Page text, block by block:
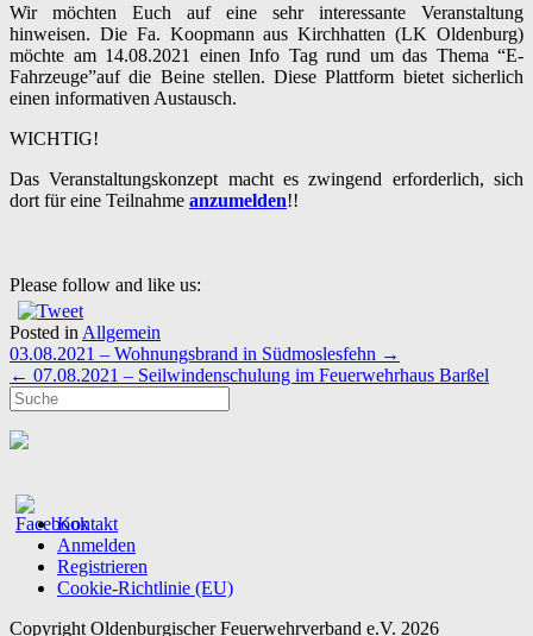
Wir möchten Euch auf eine sehr interessante Veranstaltung
hinweisen. Die Fa. Koopmann aus Kirchhatten (LK Oldenburg)
möchte am 14.08.2021 einen Info Tag rund um das Thema “E-
Fahrzeuge”auf die Beine stellen. Diese Plattform bietet sicherlich
einen informativen Austausch.
WICHTIG!
Das Veranstaltungskonzept macht es zwingend erforderlich, sich
dort für eine Teilnahme anzumelden!!
Please follow and like us:
Posted in Allgemein
Post
navigation
03.08.2021 – Wohnungsbrand in Südmoslesfehn →
← 07.08.2021 – Seilwindenschulung im Feuerwehrhaus Barßel
Kontakt
Anmelden
Registrieren
Cookie-Richtlinie (EU)
Copyright Oldenburgischer Feuerwehrverband e.V. 2026